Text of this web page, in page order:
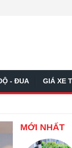
- ĐUA GIÁ XE
MỚI NHẤT